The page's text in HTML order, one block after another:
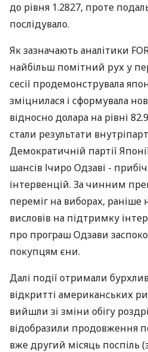
до рівня 1.2827, проте
послідувало.
Як зазначають аналітики
найбільш помітний рух у
сесії продемонструвала
зміцнилася і сформувала
відносно долара на рівні
стали результати
Демократичній партії
шансів Ічиро Одзаві -
інтервенцій. За чинним
переміг на виборах, раніше
висловів на підтримку
про програш Одзави
покупцям єни.
Далі події отримали
відкритті американських
вийшли зі зміни обігу
відобразили продовження
вже другий місяць поспіль